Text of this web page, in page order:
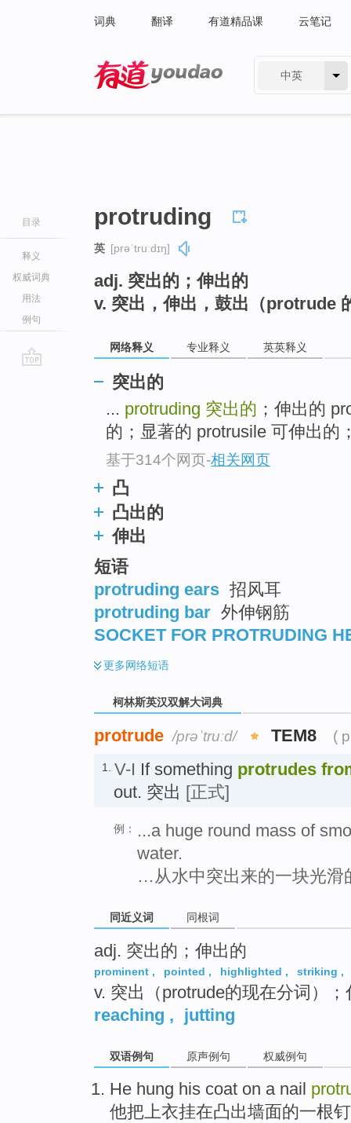
词典 翻译 有道精品课 云笔记
中英
目录
释义
权威词典
用法
例句
protruding
英 [prəˈtruːdɪŋ]
adj. 突出的；伸出的
v. 突出，伸出，鼓出（protrude
网络释义 专业释义 英英释义
突出的
... protruding 突出的 ；伸出的
的；显著的 protrusile 可伸出的
基于314个网页-相关网页
凸
凸出的
伸出
短语
protruding ears 招风耳
protruding bar 外伸钢筋
SOCKET FOR PROTRUDING
更多网络短语
柯林斯英汉双解大词典
protrude /prəˈtruːd/ TEM8 (
1. V-I If something protrudes
out. 突出 [正式]
例：
...a huge round mass of
water.
…从水中突出来的一块光滑
同近义词 同根词
adj. 突出的；伸出的
prominent , pointed , highlighted , striking ,
v. 突出（protrude的现在分词）；
reaching , jutting
双语例句 原声例句 权威例句
He hung his coat on a nail
他把上衣挂在凸出墙面的一根